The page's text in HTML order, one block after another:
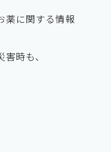
薬に関する情報
時も、